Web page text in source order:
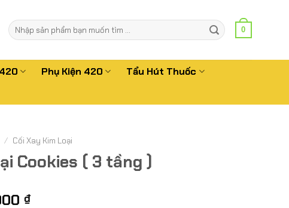
Tìm
kiếm:
0
Phụ Kiện 420
Tẩu Hút Thuốc
/ Cối Xay Kim Loại
Cookies ( 3 tầng )
₫Giá